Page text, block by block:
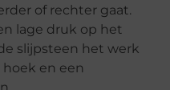
of rechter gaat.
lage druk op het
slijpsteen het werk
en een